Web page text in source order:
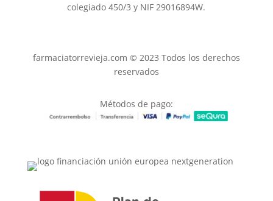
colegiado 450/3 y NIF 29016894W.
farmaciatorrevieja.com © 2023 Todos los derechos
reservados
Métodos de pago: